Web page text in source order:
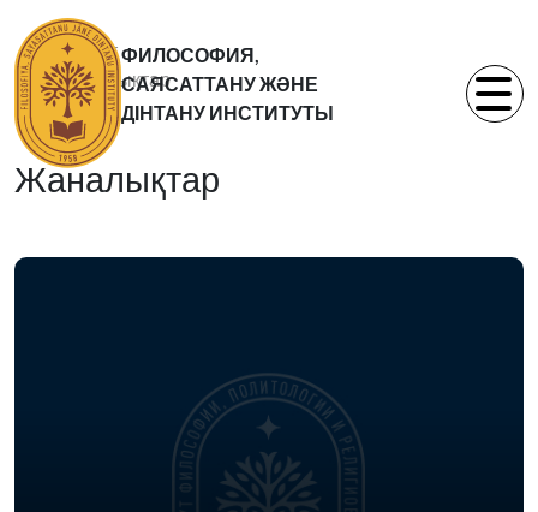
ФИЛОСОФИЯ,
САЯСАТТАНУ ЖӘНЕ
ДІНТАНУ ИНСТИТУТЫ
Басты бет
Жаналықтар
Статьи
Жаналықтар